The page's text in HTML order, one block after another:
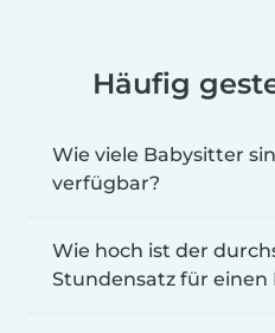
Häufig
Wie viele Babysitter
verfügbar?
Wie hoch ist der
Stundensatz für einen